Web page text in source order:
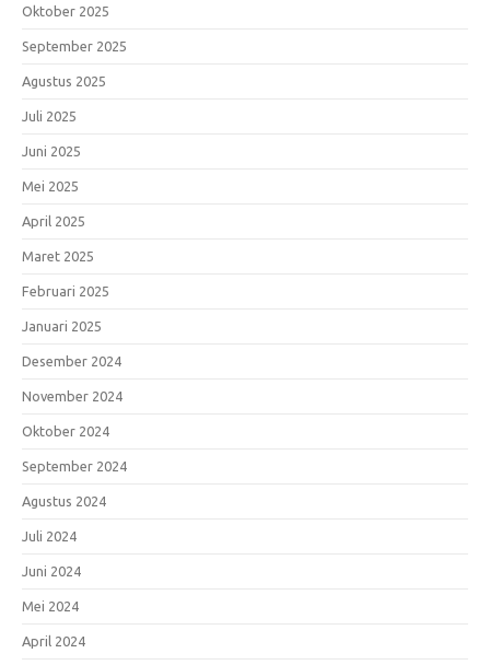
Oktober 2025
September 2025
Agustus 2025
Juli 2025
Juni 2025
Mei 2025
April 2025
Maret 2025
Februari 2025
Januari 2025
Desember 2024
November 2024
Oktober 2024
September 2024
Agustus 2024
Juli 2024
Juni 2024
Mei 2024
April 2024